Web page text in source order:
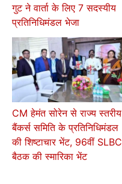
गुट ने वार्ता के लिए 7 सदस्यीय
प्रतिनिधिमंडल भेजा
CM हेमंत सोरेन से राज्य स्तरीय
बैंकर्स समिति के प्रतिनिधिमंडल
की शिष्टाचार भेंट, 96वीं SLBC
बैठक की स्मारिका भेंट